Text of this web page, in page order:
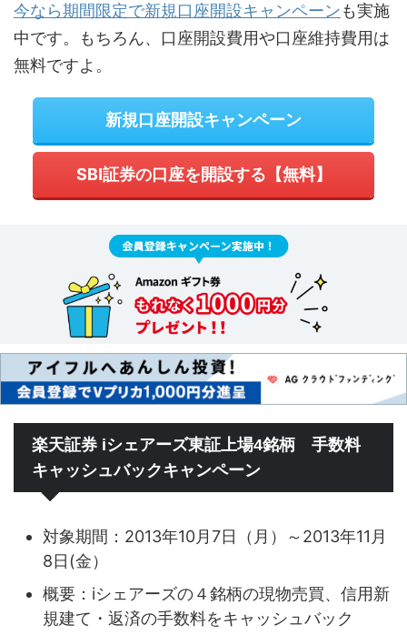
今なら期間限定で新規口座開設キャンペーンも実施
中です。もちろん、口座開設費用や口座維持費用は
無料ですよ。
新規口座開設キャンペーン
SBI証券の口座を開設する【無料】
楽天証券 iシェアーズ東証上場4銘柄 手数料
キャッシュバックキャンペーン
対象期間：2013年10月7日（月）～2013年11月
8日(金）
概要：iシェアーズの４銘柄の現物売買、信用新
規建て・返済の手数料をキャッシュバック